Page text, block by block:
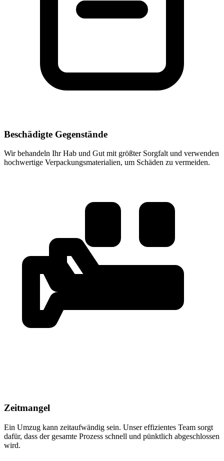
Beschädigte Gegenstände
Wir behandeln Ihr Hab und Gut mit größter Sorgfalt und verwenden
hochwertige Verpackungsmaterialien, um Schäden zu vermeiden.
Zeitmangel
Ein Umzug kann zeitaufwändig sein. Unser effizientes Team sorgt
dafür, dass der gesamte Prozess schnell und pünktlich abgeschlossen
wird.